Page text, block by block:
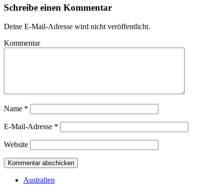
Schreibe einen Kommentar
Deine E-Mail-Adresse wird nicht veröffentlicht.
Kommentar
Name *
E-Mail-Adresse *
Website
Australien